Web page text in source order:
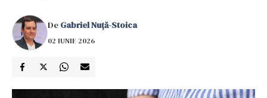
De Gabriel Nuță-Stoica
02 IUNIE 2026